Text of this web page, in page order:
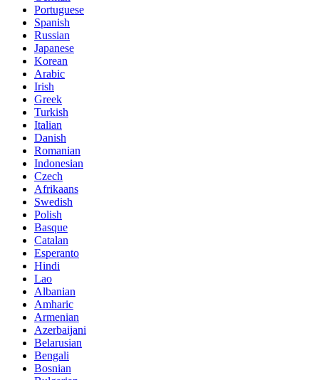
Portuguese
Spanish
Russian
Japanese
Korean
Arabic
Irish
Greek
Turkish
Italian
Danish
Romanian
Indonesian
Czech
Afrikaans
Swedish
Polish
Basque
Catalan
Esperanto
Hindi
Lao
Albanian
Amharic
Armenian
Azerbaijani
Belarusian
Bengali
Bosnian